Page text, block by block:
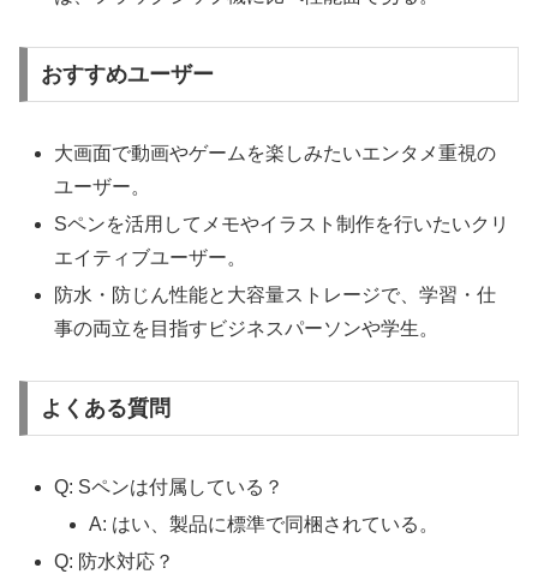
おすすめユーザー
大画面で動画やゲームを楽しみたいエンタメ重視の
ユーザー。
Sペンを活用してメモやイラスト制作を行いたいクリ
エイティブユーザー。
防水・防じん性能と大容量ストレージで、学習・仕
事の両立を目指すビジネスパーソンや学生。
よくある質問
Q: Sペンは付属している？
A: はい、製品に標準で同梱されている。
Q: 防水対応？